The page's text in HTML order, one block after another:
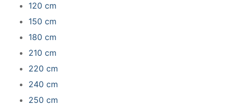
120 cm
150 cm
180 cm
210 cm
220 cm
240 cm
250 cm